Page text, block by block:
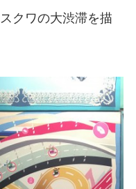
クワの大渋滞を描